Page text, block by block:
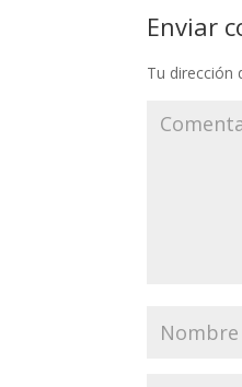
Enviar
Tu dirección